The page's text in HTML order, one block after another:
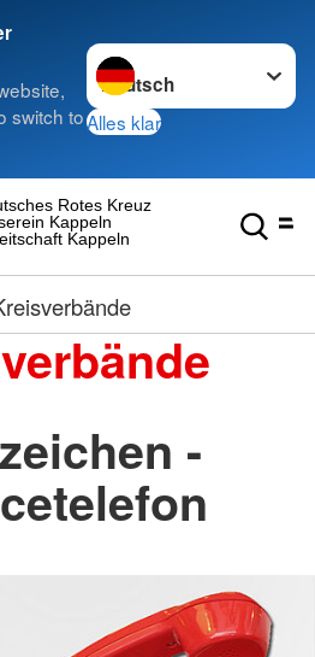
switch to
Sprache wechseln zu
Alles klar
Kappeln
Kappeln
Rotes Kreuz
-